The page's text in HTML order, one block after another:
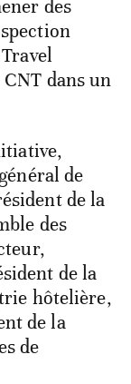
des
dans un
de
de la
des
de la
hôtelière,
de la
de